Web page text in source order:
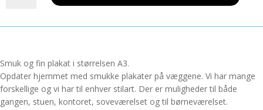
Smuk og fin plakat i størrelsen A3.
Opdater hjemmet med smukke plakater på væggene. Vi har mange
forskellige og vi har til enhver stilart. Der er muligheder til både
gangen, stuen, kontoret, soveværelset og til børneværelset.